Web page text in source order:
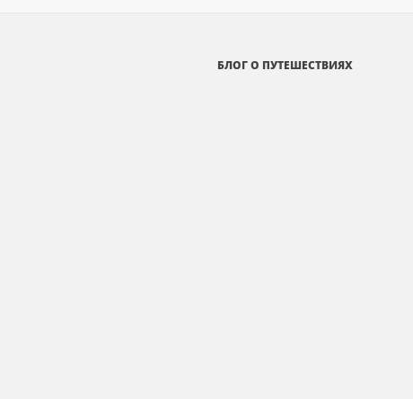
БЛОГ О ПУТЕШЕСТВИЯХ